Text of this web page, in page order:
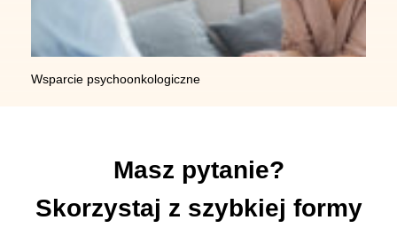
Wsparcie psychoonkologiczne
Masz pytanie?
Skorzystaj z szybkiej formy